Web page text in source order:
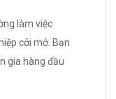
làm việc
cởi mở. Bạn
gia hàng đầu